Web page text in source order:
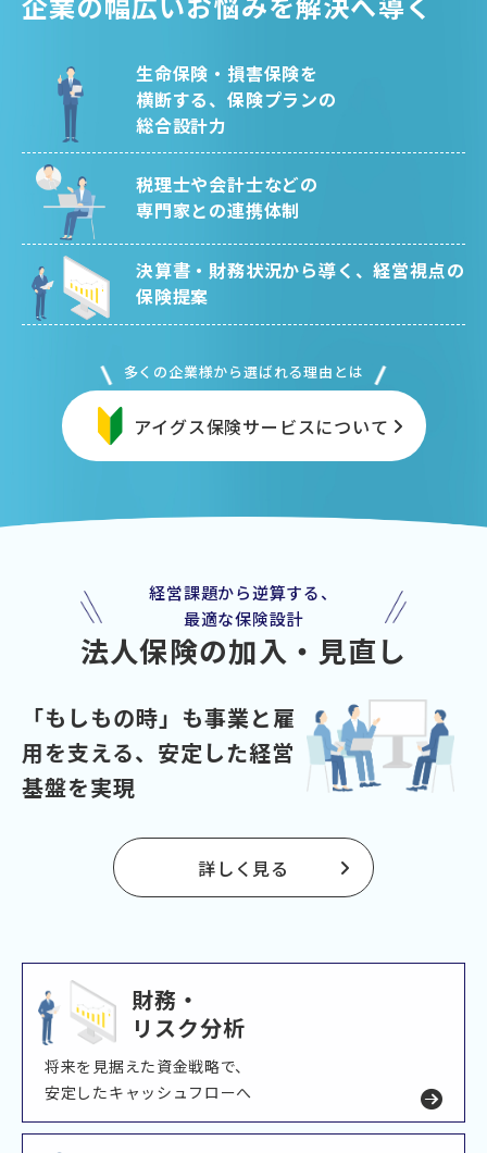
生命保険・損害保険を
横断する、保険プランの
総合設計力
税理士や会計士などの
専門家との連携体制
決算書・財務状況から導く、経営視点の
保険提案
多くの企業様から選ばれる理由とは
アイグス保険サービスについて
経営課題から逆算する、
最適な保険設計
法人保険の加入・見直し
「もしもの時」も事業と雇
用を支える、 安定した経営
基盤を実現
詳しく見る
財務・
リスク分析
将来を見据えた資金戦略で、
安定したキャッシュフローへ